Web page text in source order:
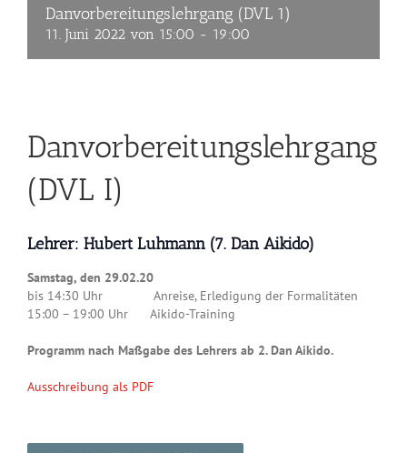
Danvorbereitungslehrgang (DVL 1)
11. Juni 2022 von 15:00 - 19:00
Danvorbereitungslehrgang
(DVL I)
Lehrer: Hubert Luhmann (7. Dan Aikido)
Samstag, den 29.02.20
bis 14:30 Uhr Anreise, Erledigung der Formalitäten
15:00 – 19:00 Uhr Aikido-Training
Programm nach Maßgabe des Lehrers ab 2. Dan Aikido.
Ausschreibung als PDF